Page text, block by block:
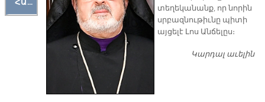
ՀԱՐԹԱԿ
տեղեկանանք, որ նորին
սրբազնութիւնը պիտի
այցելէ Լոս Անճելըս։
Կարդալ աւելինՏ.